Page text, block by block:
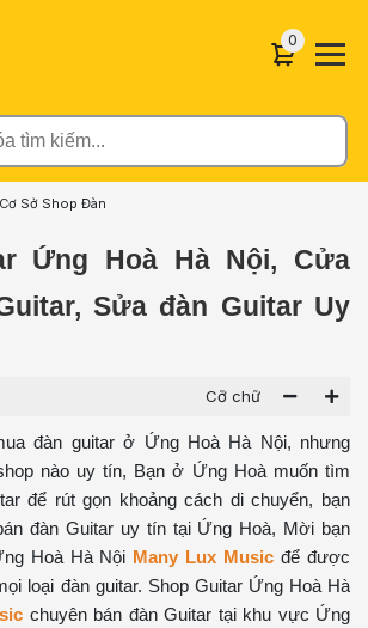
tìm kiếm...
00 sản
Cơ Sở Shop Đàn
Ứng Hoà Hà Nội, Cửa
Sửa đàn Guitar Uy
Cỡ chữ
đàn guitar ở Ứng Hoà Hà Nội, nhưng
nào uy tín, Bạn ở Ứng Hoà muốn tìm
để rút gọn khoảng cách di chuyển, bạn
đàn Guitar uy tín tại Ứng Hoà, Mời bạn
Hoà Hà Nội Many Lux Music để được
loại đàn guitar. Shop Guitar Ứng Hoà Hà
chuyên bán đàn Guitar tại khu vực Ứng